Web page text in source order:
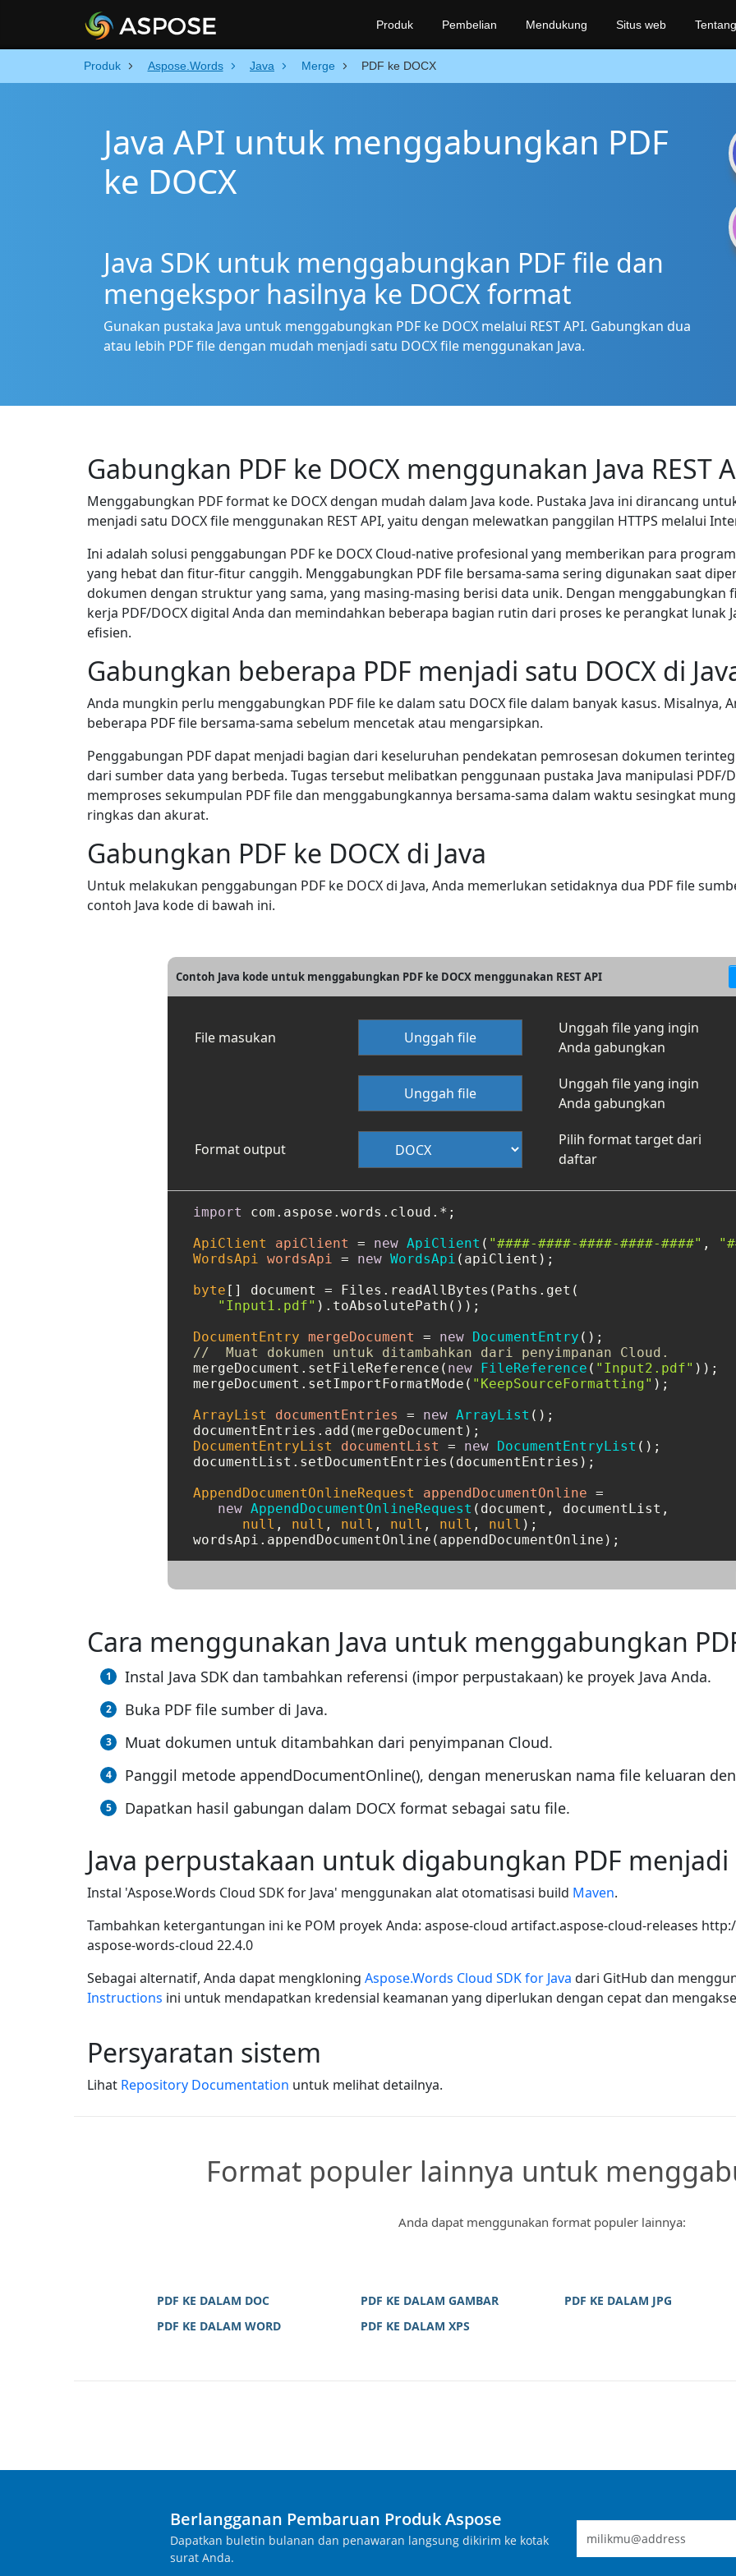
Produk Aspose.Words Java Merge PDF ke DOCX
Java API untuk menggabungkan PDF
ke DOCX
Java SDK untuk menggabungkan PDF file dan
mengekspor hasilnya ke DOCX format
Gunakan pustaka Java untuk menggabungkan PDF ke DOCX melalui REST API. Gabungkan dua
atau lebih PDF file dengan mudah menjadi satu DOCX file menggunakan Java.
Gabungkan PDF ke DOCX menggunakan Java REST
Menggabungkan PDF format ke DOCX dengan mudah dalam Java kode. Pustaka Java ini dirancang
menjadi satu DOCX file menggunakan REST API, yaitu dengan melewatkan panggilan HTTPS melalui
Ini adalah solusi penggabungan PDF ke DOCX Cloud-native profesional yang memberikan para
yang hebat dan fitur-fitur canggih. Menggabungkan PDF file bersama-sama sering digunakan saat
dokumen dengan struktur yang sama, yang masing-masing berisi data unik. Dengan menggabungkan
kerja PDF/DOCX digital Anda dan memindahkan beberapa bagian rutin dari proses ke perangkat lunak
efisien.
Gabungkan beberapa PDF menjadi satu DOCX di
Anda mungkin perlu menggabungkan PDF file ke dalam satu DOCX file dalam banyak kasus. Misalnya,
beberapa PDF file bersama-sama sebelum mencetak atau mengarsipkan.
Penggabungan PDF dapat menjadi bagian dari keseluruhan pendekatan pemrosesan dokumen
dari sumber data yang berbeda. Tugas tersebut melibatkan penggunaan pustaka Java manipulasi PDF/
memproses sekumpulan PDF file dan menggabungkannya bersama-sama dalam waktu sesingkat
ringkas dan akurat.
Gabungkan PDF ke DOCX di Java
Untuk melakukan penggabungan PDF ke DOCX di Java, Anda memerlukan setidaknya dua PDF file
contoh Java kode di bawah ini.
Contoh Java kode untuk menggabungkan PDF ke DOCX menggunakan REST API
File masukan Unggah file
Unggah file yang ingin
Anda gabungkan
Unggah file
Unggah file yang ingin
Anda gabungkan
Format output
Pilih format target dari
daftar
import
com.aspose.words.cloud.*;
ApiClient
apiClient = new ApiClient ( "####-####-####-####-####" ,
WordsApi wordsApi = new WordsApi (apiClient);
byte [] document = Files.readAllBytes(Paths.get(
"Input1.pdf" ).toAbsolutePath());
DocumentEntry mergeDocument = new DocumentEntry
//  Muat dokumen untuk ditambahkan dari penyimpanan Cloud.
mergeDocument.setFileReference( new FileReference ( "Input2.pdf" ));
mergeDocument.setImportFormatMode( "KeepSourceFormatting" );
ArrayList
documentEntries = new ArrayList ();
DocumentEntryList
documentList = new DocumentEntryList ();
documentList.setDocumentEntries(documentEntries);
AppendDocumentOnlineRequest
appendDocumentOnline =
new AppendDocumentOnlineRequest (document, documentList,
null , null , null , null , null , null );
Cara menggunakan Java untuk menggabungkan
Instal Java SDK dan tambahkan referensi (impor perpustakaan) ke proyek Java Anda.
Buka PDF file sumber di Java.
Muat dokumen untuk ditambahkan dari penyimpanan Cloud.
Panggil metode appendDocumentOnline(), dengan meneruskan nama file keluaran
Dapatkan hasil gabungan dalam DOCX format sebagai satu file.
Java perpustakaan untuk digabungkan PDF menjadi
Instal 'Aspose.Words Cloud SDK for Java' menggunakan alat otomatisasi build Maven.
Tambahkan ketergantungan ini ke POM proyek Anda: aspose-cloud artifact.aspose-cloud-releases
aspose-words-cloud 22.4.0
Sebagai alternatif, Anda dapat mengkloning Aspose.Words Cloud SDK for Java dari GitHub dan
Instructions ini untuk mendapatkan kredensial keamanan yang diperlukan dengan cepat dan
Persyaratan sistem
Lihat Repository Documentation untuk melihat detailnya.
Format populer lainnya untuk
Anda dapat menggunakan format populer lainnya:
PDF KE DALAM DOC PDF KE DALAM GAMBAR PDF KE DALAM JPG
PDF KE DALAM WORD
PDF KE DALAM XPS
Produk Pembelian Mendukung Situs web
Berlangganan Pembaruan Produk Aspose
Dapatkan buletin bulanan dan penawaran langsung dikirim ke kotak
surat Anda.